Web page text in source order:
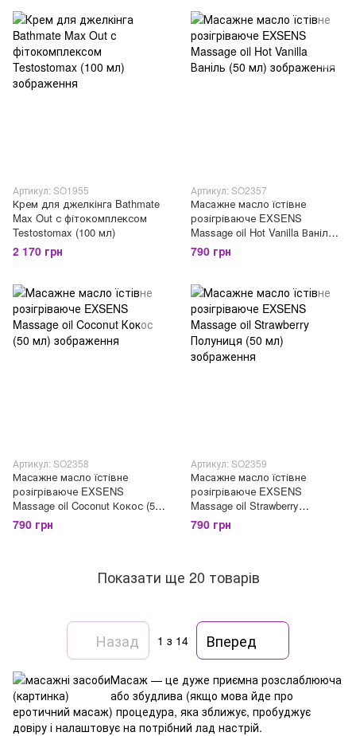
Артикул: SO1955
Крем для джелкінга Bathmate
Max Out с фітокомплексом
Testostomax (100 мл)
2 170 грн
Артикул: SO2357
Масажне масло їстівне
розігріваюче EXSENS
Massage oil Hot Vanilla Ваніль
(50 мл)
790 грн
Артикул: SO2358
Масажне масло їстівне
розігріваюче EXSENS
Massage oil Coconut Кокос (50
мл)
790 грн
Артикул: SO2359
Масажне масло їстівне
розігріваюче EXSENS
Massage oil Strawberry
Полуниця (50 мл)
790 грн
Показати ще 20 товарів
Назад 1 з 14 Вперед
Масаж — це дуже приємна розслаблююча
або збудлива (якщо мова йде про
еротичний масаж) процедура, яка зближує, пробуджує
довіру і налаштовує на потрібний лад настрій.